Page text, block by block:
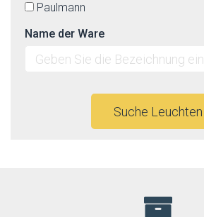
Paulmann
Name der Ware
Suche Leuchten